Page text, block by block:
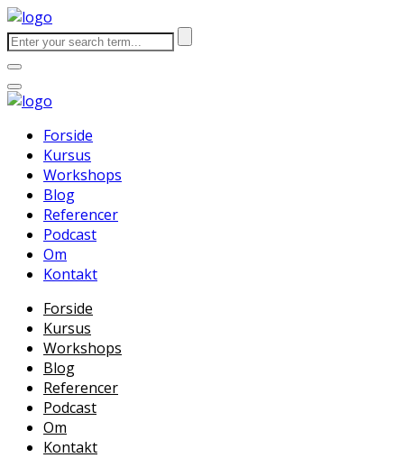
Forside
Kursus
Workshops
Blog
Referencer
Podcast
Om
Kontakt
Forside
Kursus
Workshops
Blog
Referencer
Podcast
Om
Kontakt